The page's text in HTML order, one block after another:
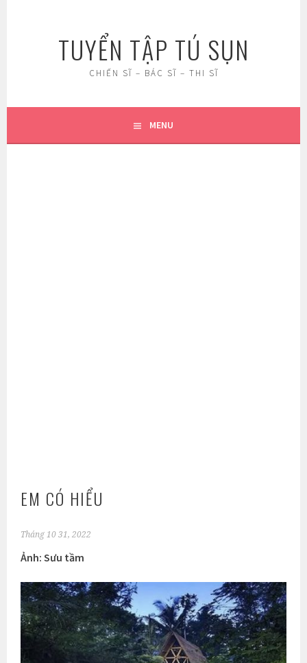
TUYỂN TẬP TÚ SỤN
CHIẾN SĨ – BÁC SĨ – THI SĨ
MENU
EM CÓ HIỂU
Tháng 10 31, 2022
Ảnh: Sưu tầm